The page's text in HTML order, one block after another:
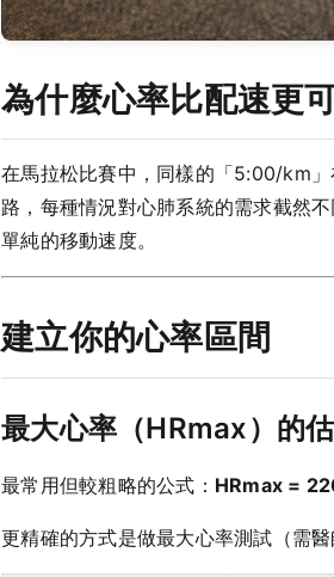
為什麼心率比配速更
在馬拉松比賽中，同樣的「5:00/km
路，每種情況對心肺系統的需求截然
單純的移動速度。
建立你的心率區間
最大心率（HRmax）的
最常用但較粗略的公式： HRmax =
更精確的方式是做最大心率測試（需